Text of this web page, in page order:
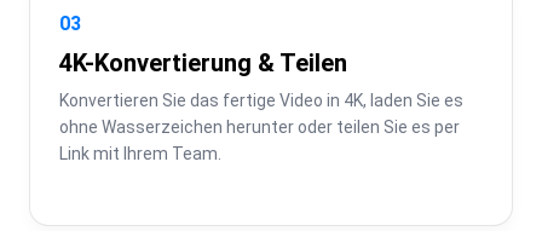
03
4K-Konvertierung & Teilen
Konvertieren Sie das fertige Video in 4K, laden Sie es
ohne Wasserzeichen herunter oder teilen Sie es per
Link mit Ihrem Team.